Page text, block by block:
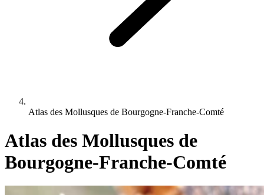
Atlas des Mollusques de Bourgogne-Franche-Comté
Atlas des Mollusques de
Bourgogne-Franche-Comté